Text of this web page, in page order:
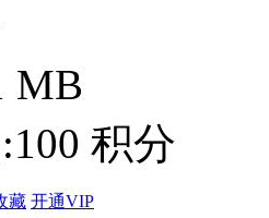
MB
100 积分
藏 开通VIP